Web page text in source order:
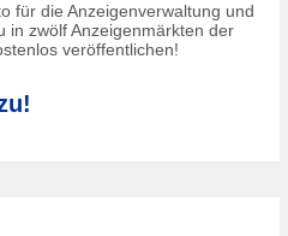
für die Anzeigenverwaltung und
in zwölf Anzeigenmärkten der
veröffentlichen!